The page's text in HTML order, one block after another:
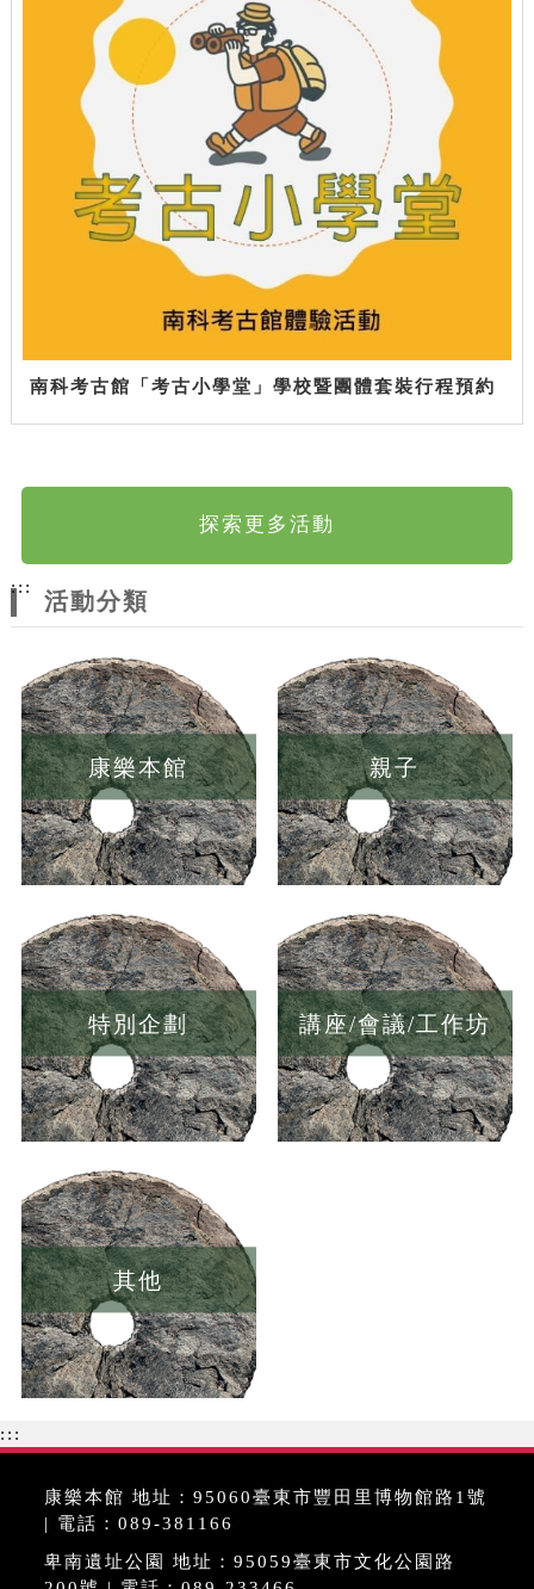
南科考古館「考古小學堂」學校暨團體套裝行程預約
探索更多活動
:::
活動分類
康樂本館 親子
特別企劃 講座/會議/工作坊
其他
:::
康樂本館 地址：95060臺東市豐田里博物館路1號
| 電話：089-381166
卑南遺址公園 地址：95059臺東市文化公園路